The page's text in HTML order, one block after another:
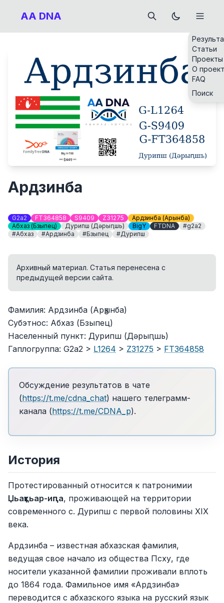
AA DNA
Статьи
Проекты
О
FAQ
Поиск
Ардзинба
G2a2 FT364858 S9409 Z31275
Ардзинба (Арӡынба)
Абхаз (Бзыпец)
Дурипш (Дәрыԥшь) BigY FTDNA
#g2a2
#Абхаз
#Ардзинба #Бзыпец #Дурипш
Архивный материал. Статья перенесена с
предыдущей версии сайта.
Фамилия: Ардзинба (Арӡынба)
Субэтнос: Абхаз (Бзыпец)
Населенный пункт: Дурипш (Дәрыԥшь)
Гаплогруппа: G2a2 > L1264 > Z31275 > FT364858
Обсуждение результатов в чате
(https://t.me/cdna_chat) нашего телеграмм-
канала (https://t.me/CDNA_p).
История
Протестированный относится к патронимии
Џьаҭқьар-иԥа, проживающей на территории
современного с. Дурипш с первой половины XIX
века.
Ардзинба – известная абхазская фамилия,
ведущая свое начало из общества Псху, где
носители указанной фамилии проживали вплоть
до 1864 года. Фамильное имя «Ардзинба»
переводится с абхазского языка на русский язык